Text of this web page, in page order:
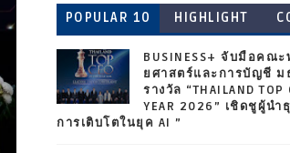
POPULAR 10 HIGHLIGHT
BUSINESS+ จับมือคณ
ยศาสตร์และการบัญชี ม
รางวัล “THAILAND TOP
YEAR 2026” เชิดชูผู้นำ
การเติบโตในยุค AI ”